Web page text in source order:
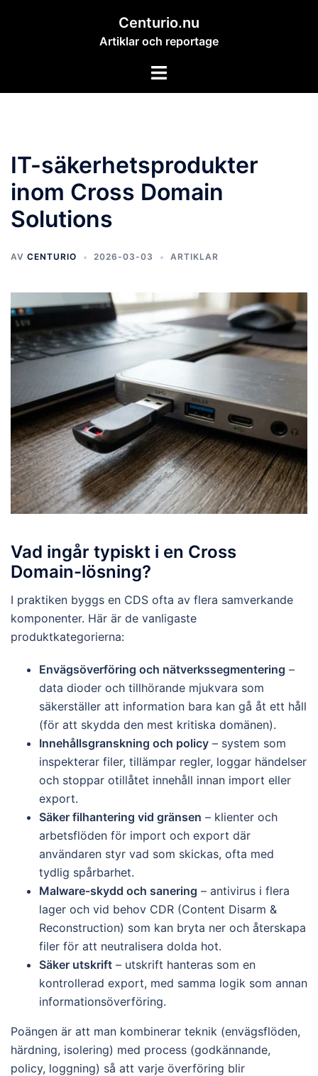
Centurio.nu
Artiklar och reportage
Slå
IT-säkerhetsprodukter
inom Cross Domain
Solutions
AV CENTURIO 2026-03-03 ARTIKLAR
Vad ingår typiskt i en Cross
Domain-lösning?
I praktiken byggs en CDS ofta av flera samverkande
komponenter. Här är de vanligaste
produktkategorierna:
Envägsöverföring och nätverkssegmentering –
data dioder och tillhörande mjukvara som
säkerställer att information bara kan gå åt ett håll
(för att skydda den mest kritiska domänen).
Innehållsgranskning och policy – system som
inspekterar filer, tillämpar regler, loggar händelser
och stoppar otillåtet innehåll innan import eller
export.
Säker filhantering vid gränsen – klienter och
arbetsflöden för import och export där
användaren styr vad som skickas, ofta med
tydlig spårbarhet.
Malware-skydd och sanering – antivirus i flera
lager och vid behov CDR (Content Disarm &
Reconstruction) som kan bryta ner och återskapa
filer för att neutralisera dolda hot.
Säker utskrift – utskrift hanteras som en
kontrollerad export, med samma logik som annan
informationsöverföring.
Poängen är att man kombinerar teknik (envägsflöden,
härdning, isolering) med process (godkännande,
policy, loggning) så att varje överföring blir